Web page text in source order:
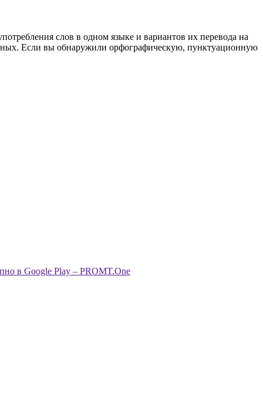
слов в одном языке и вариантов их перевода на
Если вы обнаружили орфографическую, пунктуационную